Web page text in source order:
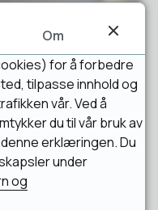
til folk flest,
læringssen...
Om
for å forbedre
tilpasse innhold og
vår. Ved å
du til vår bruk av
erklæringen. Du
under
og